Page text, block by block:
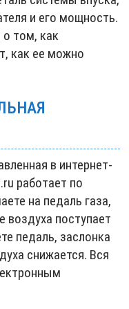
и его мощность.
том, как
как ее можно
в интернет-
работает по
на педаль газа,
воздуха поступает
педаль, заслонка
снижается. Вся